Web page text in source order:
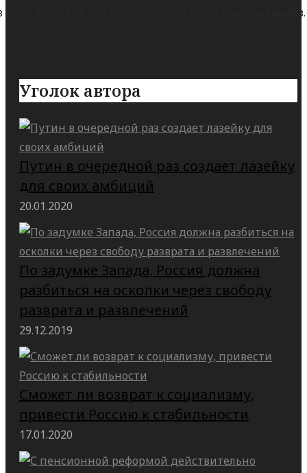
этом браузере для последующих моих комментариев.
Уголок автора
Путин в очередной раз создает лазейку
для своих амбиций
20.01.2020
По задумке Запада, Россия должна
разбиться на осколки через свободу
разврата и развлечений
29.12.2019
Сможет ли возврат к социализму,
привести Россию к стабильности
17.01.2020